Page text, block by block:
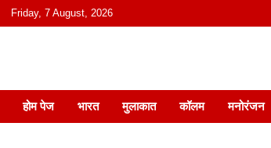
content
Friday, 7 August, 2026
हिंदी में समाचार,
होम पेज भारत मुलाकात कॉलम मनोरंजन